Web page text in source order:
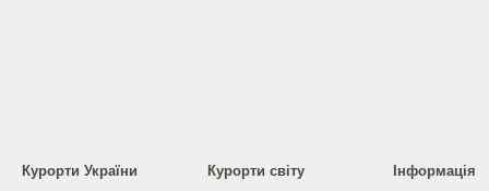
Курорти України Курорти світу Інформація